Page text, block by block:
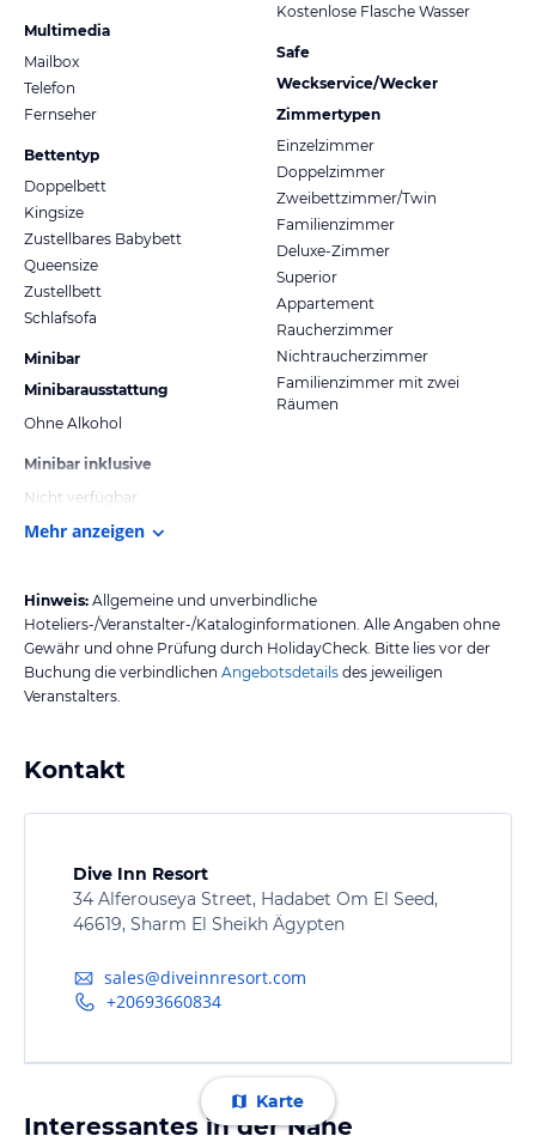
Multimedia
Mailbox
Telefon
Fernseher
Bettentyp
Doppelbett
Kingsize
Zustellbares Babybett
Queensize
Zustellbett
Schlafsofa
Minibar
Minibarausstattung
Ohne Alkohol
Minibar inklusive
Nicht verfügbar
Kostenlose Flasche Wasser
Safe
Weckservice/Wecker
Zimmertypen
Einzelzimmer
Doppelzimmer
Zweibettzimmer/Twin
Familienzimmer
Deluxe-Zimmer
Superior
Appartement
Raucherzimmer
Nichtraucherzimmer
Familienzimmer mit zwei
Räumen
Mehr anzeigen
Hinweis: Allgemeine und unverbindliche
Hoteliers-/Veranstalter-/Kataloginformationen. Alle Angaben ohne
Gewähr und ohne Prüfung durch HolidayCheck. Bitte lies vor der
Buchung die verbindlichen Angebotsdetails des jeweiligen
Veranstalters.
Kontakt
Dive Inn Resort
34 Alferouseya Street, Hadabet Om El Seed,
46619, Sharm El Sheikh Ägypten
sales@diveinnresort.com
+20693660834
Karte
Interessantes in der Nähe